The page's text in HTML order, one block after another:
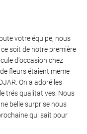
Restez
INSCRIPTION
votre équipe, nous
soit de notre première
d'occasion chez
fleurs étaient meme
On a adoré les
trés qualitatives. Nous
belle surprise nous
qui sait pour